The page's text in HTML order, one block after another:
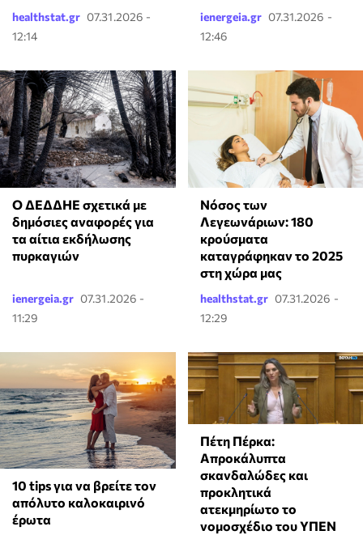
healthstat.gr 07.31.2026 -
12:14
ienergeia.gr 07.31.2026 -
12:46
Ο ΔΕΔΔΗΕ σχετικά με
δημόσιες αναφορές για
τα αίτια εκδήλωσης
πυρκαγιών
ienergeia.gr 07.31.2026 -
11:29
Νόσος των
Λεγεωνάριων: 180
κρούσματα
καταγράφηκαν το 2025
στη χώρα μας
healthstat.gr 07.31.2026 -
12:29
10 tips για να βρείτε τον
απόλυτο καλοκαιρινό
έρωτα
Πέτη Πέρκα:
Απροκάλυπτα
σκανδαλώδες και
προκλητικά
ατεκμηρίωτο το
νομοσχέδιο του ΥΠΕΝ